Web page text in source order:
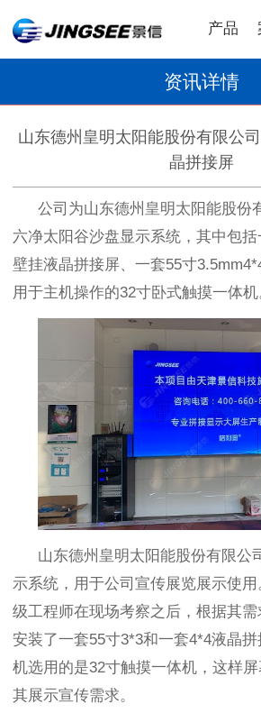
产品
资讯详情
山东德州皇明太阳能股份有限公
晶拼接屏
公司为山东德州皇明太阳能股份
六净太阳谷沙盘显示系统，其中包括
壁挂液晶拼接屏、一套55寸
用于主机操作的32寸卧式触摸一体机
山东德州皇明太阳能股份有限公
示系统，用于公司宣传展览展示使
级工程师在现场考察之后，根据其
安装了一套55寸3*3和一套4*4液晶拼
机选用的是32寸触摸一体机，这样
其展示宣传需求。